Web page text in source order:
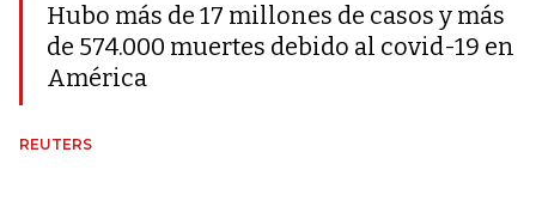
Hubo más de 17 millones de casos y más
de 574.000 muertes debido al covid-19 en
América
REUTERS